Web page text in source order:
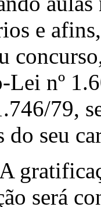
e
Lei nº
79,
do seu
será